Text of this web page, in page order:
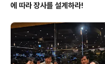
에 따라 장사를 설계하라!